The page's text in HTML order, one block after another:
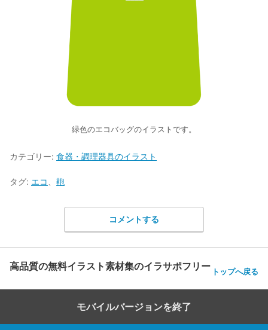
緑色のエコバッグのイラストです。
カテゴリー: 食器・調理器具のイラスト
タグ: エコ 鞄
コメントする
高品質の無料イラスト素材集のイラサポフリー トップへ戻る
モバイルバージョンを終了